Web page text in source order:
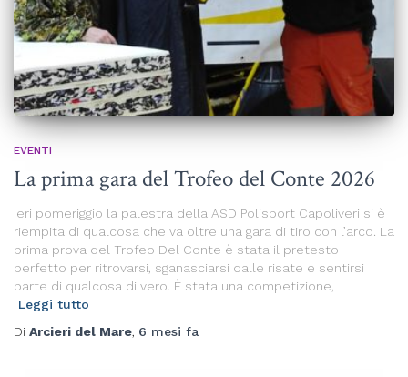
EVENTI
La prima gara del Trofeo del Conte 2026
Ieri pomeriggio la palestra della ASD Polisport Capoliveri si è
riempita di qualcosa che va oltre una gara di tiro con l’arco. La
prima prova del Trofeo Del Conte è stata il pretesto
perfetto per ritrovarsi, sganasciarsi dalle risate e sentirsi
parte di qualcosa di vero. È stata una competizione,
Leggi tutto
Di Arcieri del Mare, 6 mesi fa